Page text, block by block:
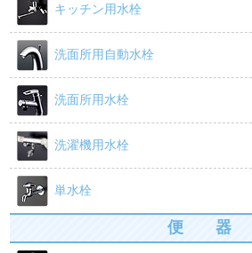
キッチン用水栓
洗面所用自動水栓
洗面所用水栓
洗濯機用水栓
単水栓
便 器